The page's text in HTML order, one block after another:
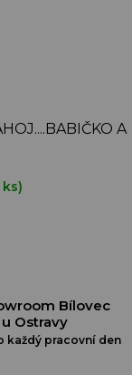
A
ks)
Bílovec
u Ostravy
každý pracovní den